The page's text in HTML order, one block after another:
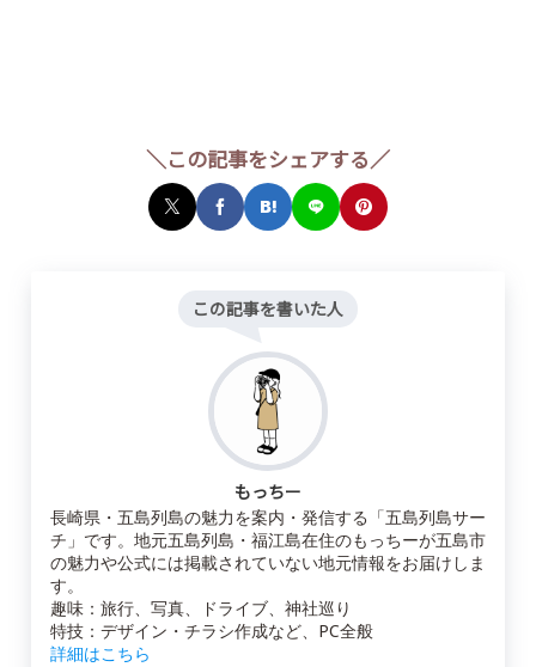
＼この記事をシェアする／
この記事を書いた人
もっちー
長崎県・五島列島の魅力を案内・発信する「五島列島サー
チ」です。地元五島列島・福江島在住のもっちーが五島市
の魅力や公式には掲載されていない地元情報をお届けしま
す。
趣味：旅行、写真、ドライブ、神社巡り
特技：デザイン・チラシ作成など、PC全般
詳細はこちら